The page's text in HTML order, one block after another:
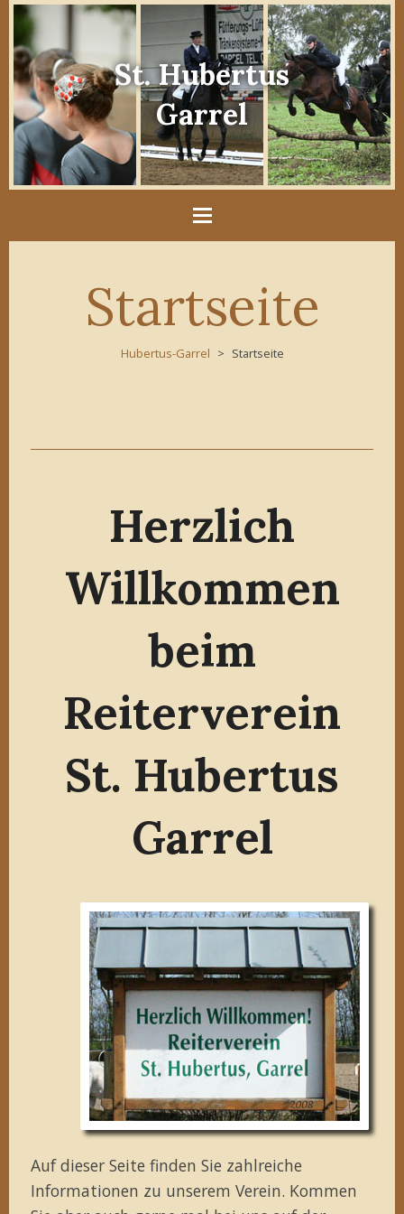
St. Hubertus
Garrel
Startseite
Hubertus-Garrel Startseite
Herzlich
Willkommen
beim
Reiterverein
St. Hubertus
Garrel
Auf dieser Seite finden Sie zahlreiche
Informationen zu unserem Verein. Kommen